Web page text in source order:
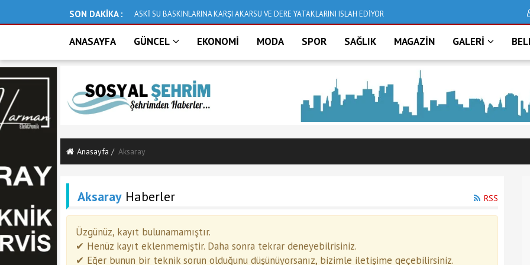
SON DAKİKA : ASKİ SU BASKINLARINA KARŞI AKARSU VE DERE YATAKLARINI ISLAH EDİYOR Deniz taştı, İzmir
ANASAYFA GÜNCEL EKONOMİ MODA SPOR SAĞLIK MAGAZİN GALERİ
Anasayfa Aksaray
Aksaray Haberler RSS
Üzgünüz, kayıt bulunamamıştır.
✔ Henüz kayıt eklenmemiştir. Daha sonra tekrar deneyebilrisiniz.
✔ Eğer bunun bir teknik sorun olduğunu düşünüyorsanız, bizimle iletişime geçebilirsiniz.